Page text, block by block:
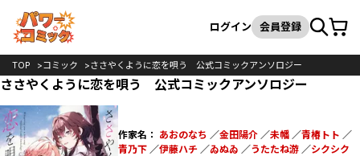
検索
ログイン 会員登録カート
TOP コミック ささやくように恋を唄う 公式コミックアンソロジー
ささやくように恋を唄う 公式コミックアンソロジー
作家名： あおのなち ／金田陽介／未幡／青椿トト ／
青乃下／伊藤ハチ／ゐぬゐ ／うたたね游／シクシク